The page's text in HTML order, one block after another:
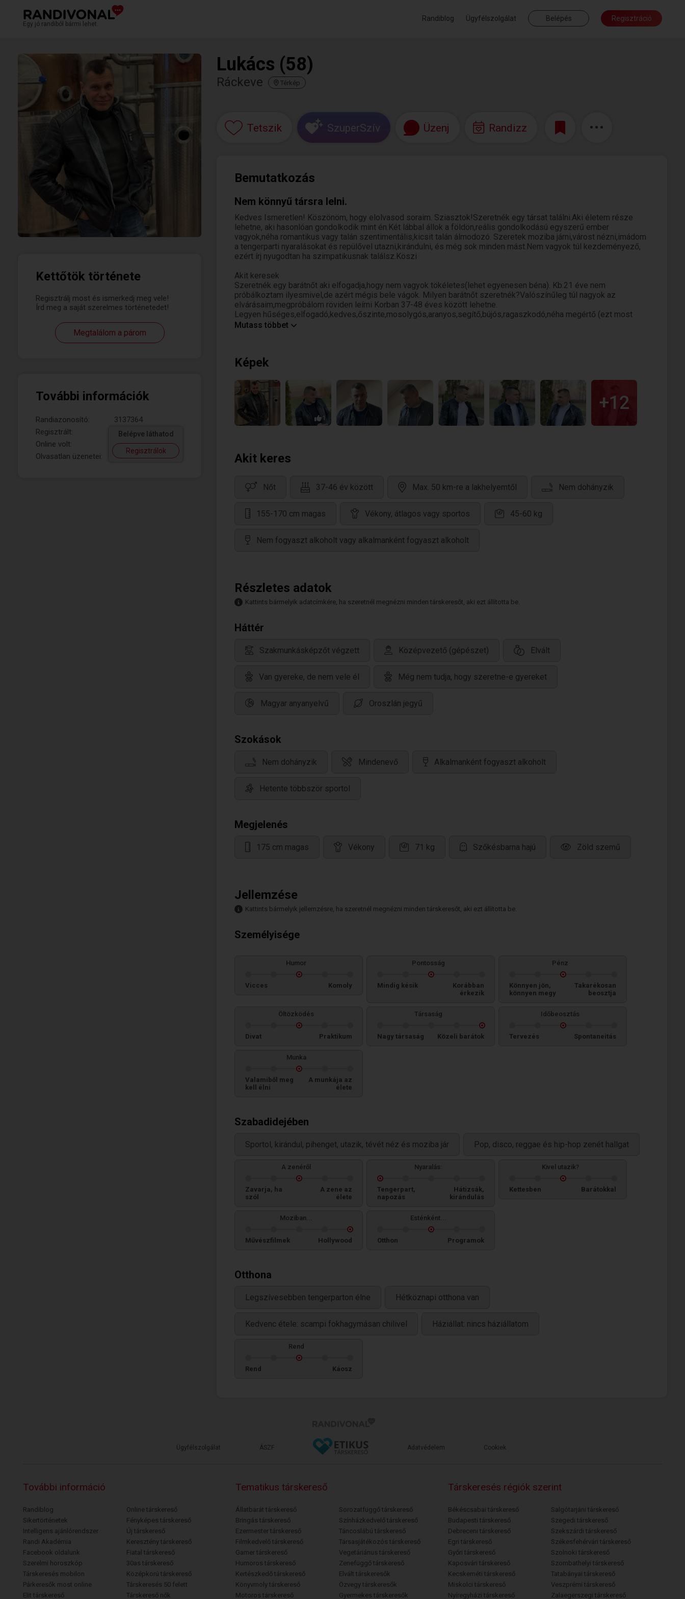
Egy jó randiból bármi lehet.
Randiblog Ügyfélszolgálat Belépés Regisztráció
Kettőtök története
Regisztrálj most és ismerkedj meg vele!
Írd meg a saját szerelmes történetedet!
Megtalálom a párom
További információk
Randiazonosító:
3137364
Regisztrált:
Online volt:
Olvasatlan üzenetei:
Belépve láthatod
Regisztrálok
Lukács (58)
Ráckeve Térkép
Tetszik SzuperSzív Üzenj Randizz
Bemutatkozás
Nem könnyű társra lelni.
Kedves Ismeretlen! Köszönöm, hogy elolvasod soraim. Sziasztok!Szeretnék egy társat találni.Aki életem része
lehetne, aki hasonlóan gondolkodik mint én.Két lábbal állok a földön,reális gondolkodású egyszerű ember
vagyok,néha romantikus vagy talán szentimentális,kicsit talán álmodozó. Szeretek moziba járni,várost nézni,imádom
a tengerparti nyaralásokat és repülővel utazni,kirándulni, és még sok minden mást.Nem vagyok túl kezdeményező,
ezért írj nyugodtan ha szimpatikusnak találsz.Köszi
Akit keresek
Szeretnék egy barátnőt aki elfogadja,hogy nem vagyok tökéletes(lehet egyenesen béna). Kb.21 éve nem
próbálkoztam ilyesmivel,de azért mégis bele vágok. Milyen barátnőt szeretnék?Valószínűleg túl nagyok az
elvárásaim,megpróbálom röviden leírni Korban 37-48 éves között lehetne.
Legyen hűséges,elfogadó,kedves,őszinte,mosolygós,aranyos,segítő,bújós,ragaszkodó,néha megértő (ezt most
nem sorolom tovább).Testalkat 155-170 cm magas, vékony de arányos,öltözködése sportos,elegáns,laza, alkalom
Úgy érzem ezek visszafelé is elvárhatók.
Kivéve a haj!
Most már befejezem,ha mégis kíváncsi lennél keres meg!
Köszi Sziasztok
Mutass többet
Képek
1
+12
Akit keres
Nőt 37-46 év között Max. 50 km-re a lakhelyemtől Nem dohányzik
155-170 cm magas Vékony, átlagos vagy sportos 45-60 kg
Nem fogyaszt alkoholt vagy alkalmanként fogyaszt alkoholt
Részletes adatok
Kattints bármelyik adatcímkére, ha szeretnél megnézni minden társkeresőt, aki ezt állította be.
Háttér
Szakmunkásképzőt végzett Középvezető (gépészet) Elvált
Van gyereke, de nem vele él Még nem tudja, hogy szeretne-e gyereket
Magyar anyanyelvű Oroszlán jegyű
Szokások
Nem dohányzik Mindenevő Alkalmanként fogyaszt alkoholt
Hetente többször sportol
Megjelenés
175 cm magas Vékony 71 kg Szőkésbarna hajú Zöld szemű
Jellemzése
Kattints bármelyik jellemzésre, ha szeretnél megnézni minden társkeresőt, aki ezt állította be.
Személyisége
Humor
Vicces Komoly
Pontosság
Mindig késik
Korábban
érkezik
Pénz
Könnyen jön,
könnyen megy
Takarékosan
beosztja
Öltözködés
Divat Praktikum
Társaság
Nagy társaság Közeli barátok
Időbeosztás
Tervezés Spontaneitás
Munka
Valamiből meg
kell élni
A munkája az
élete
Szabadidejében
Sportol, kirándul, pihenget, utazik, tévét néz és moziba jár Pop, disco, reggae és hip-hop zenét hallgat
A zenéről
Zavarja, ha
szól
A zene az
élete
Nyaralás:
Tengerpart,
napozás
Hátizsák,
kirándulás
Kivel utazik?
Kettesben Barátokkal
Moziban...
Művészfilmek Hollywood
Esténként...
Otthon Programok
Otthona
Legszívesebben tengerparton élne Hétköznapi otthona van
Kedvenc étele: scampi fokhagymásan chilivel Háziállat: nincs háziállatom
Rend
Rend Káosz
Ügyfélszolgálat ÁSZF Adatvédelem Cookiek
További információ
Randiblog
Sikertörténetek
Intelligens ajánlórendszer
Randi Akadémia
Facebook oldalunk
Szerelmi horoszkóp
Társkeresés mobilon
Párkeresők most online
Elit társkereső
Online társkereső
Fényképes társkereső
Új társkereső
Keresztény társkereső
Fiatal társkereső
30as társkereső
Középkorú társkereső
Társkeresés 50 felett
Társkereső nők
Tematikus társkereső
Állatbarát társkereső
Bringás társkereső
Ezermester társkereső
Filmkedvelő társkereső
Gamer társkereső
Humoros társkereső
Kertészkedő társkereső
Könyvmoly társkereső
Motoros társkereső
Sorozatfüggő társkereső
Színházkedvelő társkereső
Táncoslábú társkereső
Társasjátékozós társkereső
Vegetáriánus társkereső
Zenefüggő társkereső
Elvált társkeresők
Özvegy társkeresők
Gyermekes társkeresők
Társkeresés régiók szerint
Békéscsabai társkereső
Budapesti társkereső
Debreceni társkereső
Egri társkereső
Győri társkereső
Kaposvári társkereső
Kecskeméti társkereső
Miskolci társkereső
Nyíregyházi társkereső
Salgótarjáni társkereső
Szegedi társkereső
Szekszárdi társkereső
Székesfehérvári társkereső
Szolnoki társkereső
Szombathelyi társkereső
Tatabányai társkereső
Veszprémi társkereső
Zalaegerszegi társkereső